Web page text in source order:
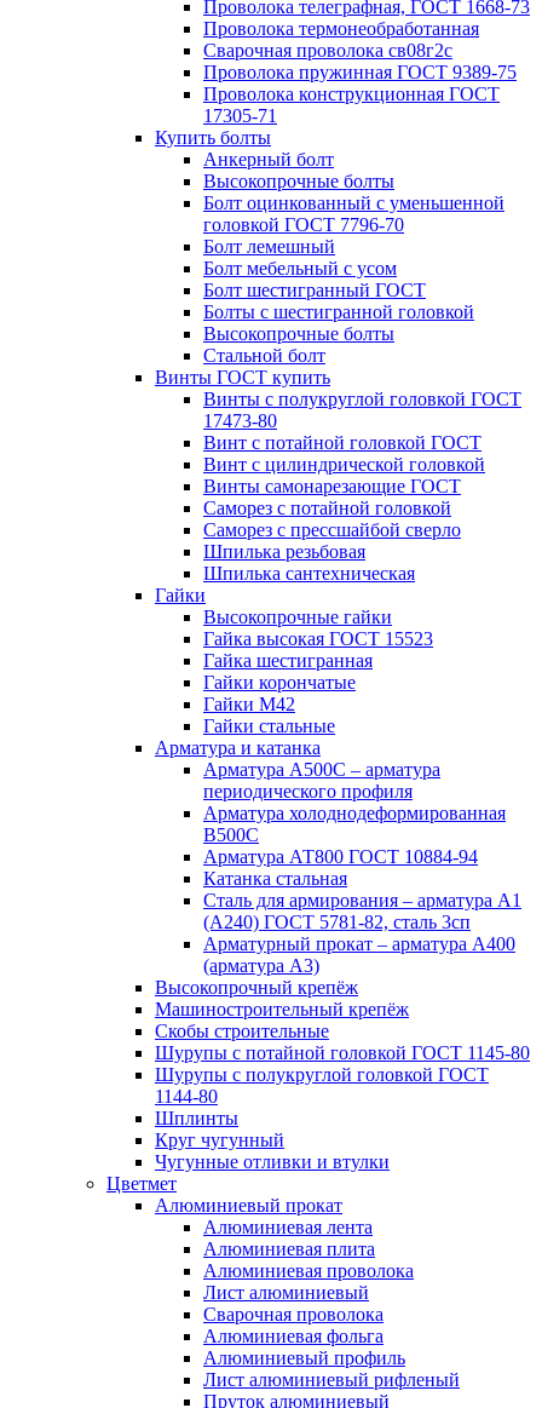
Проволока телеграфная, ГОСТ 1668-73
Проволока термонеобработанная
Сварочная проволока св08г2с
Проволока пружинная ГОСТ 9389-75
Проволока конструкционная ГОСТ
17305-71
Купить болты
Анкерный болт
Высокопрочные болты
Болт оцинкованный с уменьшенной
головкой ГОСТ 7796-70
Болт лемешный
Болт мебельный с усом
Болт шестигранный ГОСТ
Болты с шестигранной головкой
Высокопрочные болты
Стальной болт
Винты ГОСТ купить
Винты с полукруглой головкой ГОСТ
17473-80
Винт с потайной головкой ГОСТ
Винт с цилиндрической головкой
Винты самонарезающие ГОСТ
Саморез с потайной головкой
Саморез с прессшайбой сверло
Шпилька резьбовая
Шпилька сантехническая
Гайки
Высокопрочные гайки
Гайка высокая ГОСТ 15523
Гайка шестигранная
Гайки корончатые
Гайки М42
Гайки стальные
Арматура и катанка
Арматура А500С – арматура
периодического профиля
Арматура холоднодеформированная
В500С
Арматура АТ800 ГОСТ 10884-94
Катанка стальная
Сталь для армирования – арматура А1
(А240) ГОСТ 5781-82, сталь 3сп
Арматурный прокат – арматура А400
(арматура А3)
Высокопрочный крепёж
Машиностроительный крепёж
Скобы строительные
Шурупы с потайной головкой ГОСТ 1145-80
Шурупы с полукруглой головкой ГОСТ
1144-80
Шплинты
Круг чугунный
Чугунные отливки и втулки
Цветмет
Алюминиевый прокат
Алюминиевая лента
Алюминиевая плита
Алюминиевая проволока
Лист алюминиевый
Сварочная проволока
Алюминиевая фольга
Алюминиевый профиль
Лист алюминиевый рифленый
Пруток алюминиевый